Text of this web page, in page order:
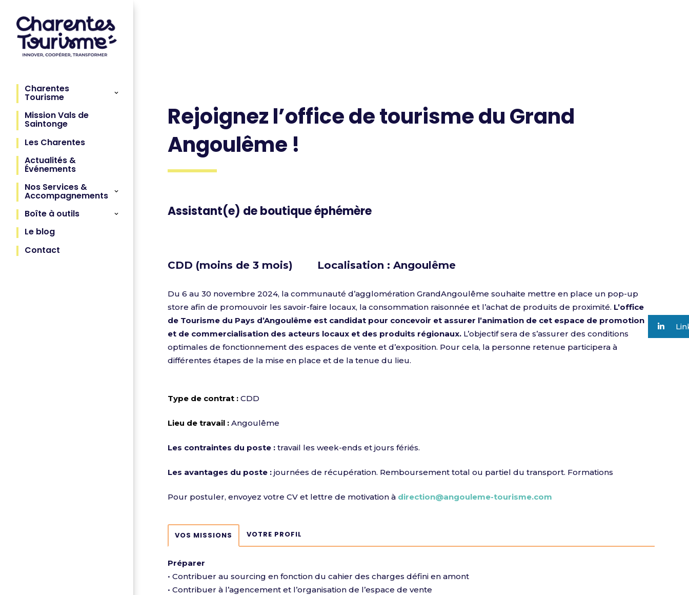
Charentes
Tourisme
Mission Vals de
Saintonge
Les Charentes
Actualités &
Événements
Nos Services &
Accompagnements
Boîte à outils
Le blog
Contact
Rejoignez l’office de tourisme du Grand
Angoulême !
Assistant(e) de boutique éphémère
CDD (moins de 3 mois) Localisation : Angoulême
Du 6 au 30 novembre 2024, la communauté d’agglomération GrandAngoulême souhaite mettre en place un pop-up
store afin de promouvoir les savoir-faire locaux, la consommation raisonnée et l’achat de produits de proximité. L’office
de Tourisme du Pays d’Angoulême est candidat pour concevoir et assurer l’animation de cet espace de promotion
et de commercialisation des acteurs locaux et des produits régionaux. L’objectif sera de s’assurer des conditions
optimales de fonctionnement des espaces de vente et d’exposition. Pour cela, la personne retenue participera à
différentes étapes de la mise en place et de la tenue du lieu.
Type de contrat : CDD
Lieu de travail : Angoulême
Les contraintes du poste : travail les week-ends et jours fériés.
Les avantages du poste : journées de récupération. Remboursement total ou partiel du transport. Formations
Pour postuler, envoyez votre CV et lettre de motivation à direction@angouleme-tourisme.com
VOS MISSIONS VOTRE PROFIL
Préparer
• Contribuer au sourcing en fonction du cahier des charges défini en amont
• Contribuer à l’agencement et l’organisation de l’espace de vente